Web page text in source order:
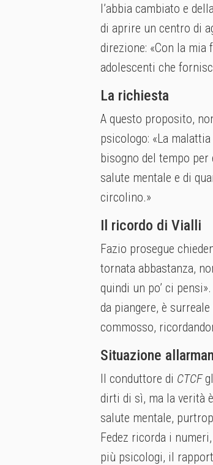
l’abbia cambiato e
di aprire un centro di
direzione: «Con la
adolescenti che
La richiesta
A questo proposito,
psicologo: «La
bisogno del tempo
salute mentale e di
circolino.»
Il ricordo di Vialli
Fazio prosegue
tornata abbastanza,
quindi un po’ ci
da piangere, è
commosso,
Situazione
Il conduttore di CTCF
dirti di sì, ma la verità
salute mentale,
Fedez ricorda i
più psicologi, il